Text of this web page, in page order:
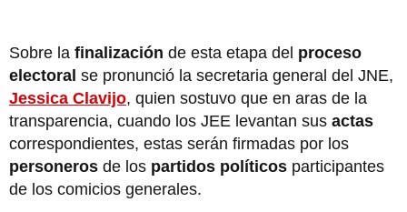
Sobre la finalización de esta etapa del proceso
electoral se pronunció la secretaria general del JNE,
Jessica Clavijo, quien sostuvo que en aras de la
transparencia, cuando los JEE levantan sus actas
correspondientes, estas serán firmadas por los
personeros de los partidos políticos participantes
de los comicios generales.